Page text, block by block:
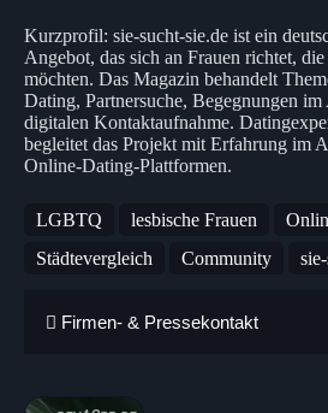
Kurzprofil: sie-sucht-sie.de ist ein
Angebot, das sich an Frauen richtet,
möchten. Das Magazin behandelt
Dating, Partnersuche, Begegnungen
digitalen Kontaktaufnahme.
begleitet das Projekt mit Erfahrung im
Online-Dating-Plattformen.
LGBTQ lesbische Frauen
Städtevergleich
Community
Firmen- & Pressekontakt